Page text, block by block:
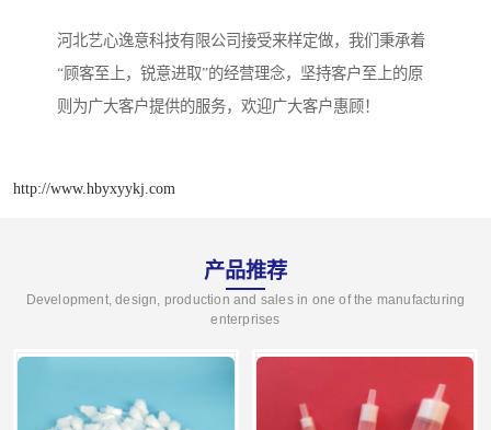
河北艺心逸意科技有限公司接受来样定做，我们秉承着
“顾客至上，锐意进取”的经营理念，坚持客户至上的原
则为广大客户提供的服务，欢迎广大客户惠顾！
http://www.hbyxyykj.com
产品推荐
Development, design, production and sales in one of the manufacturing
enterprises